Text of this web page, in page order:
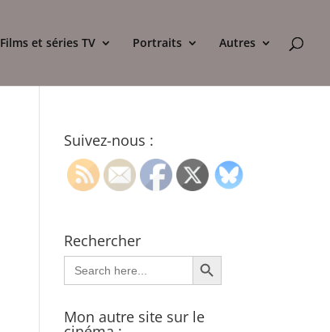
Films et séries TV Portraits Autres
Suivez-nous :
Rechercher
Search
for:
Search Button
Mon autre site sur le